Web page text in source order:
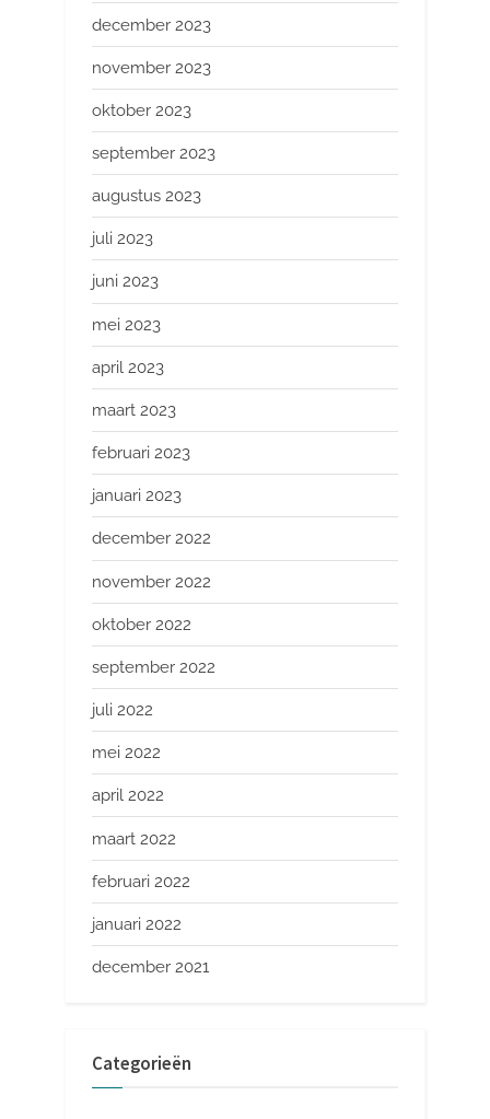
december 2023
november 2023
oktober 2023
september 2023
augustus 2023
juli 2023
juni 2023
mei 2023
april 2023
maart 2023
februari 2023
januari 2023
december 2022
november 2022
oktober 2022
september 2022
juli 2022
mei 2022
april 2022
maart 2022
februari 2022
januari 2022
december 2021
Categorieën